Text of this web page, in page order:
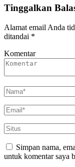
Tinggalkan
Alamat email Anda
ditandai *
Komentar
Simpan nama,
untuk komentar saya